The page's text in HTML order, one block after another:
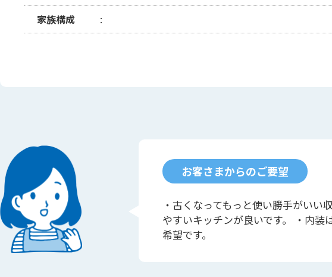
家族構成
お客さまからのご要望
・古くなってもっと使い勝手がいい
やすいキッチンが良いです。 ・内
希望です。